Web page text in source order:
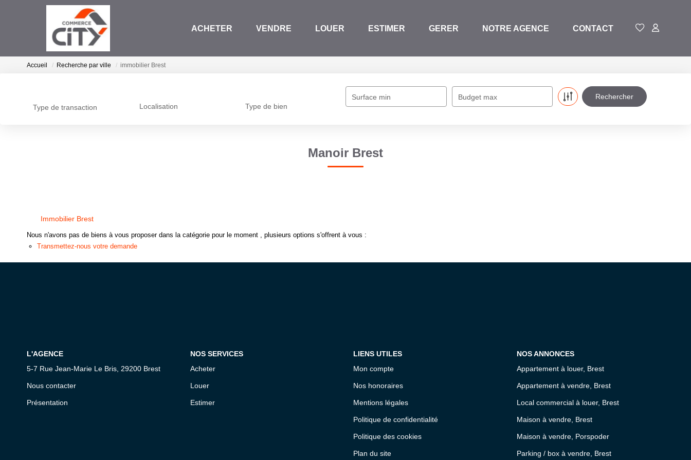
ACHETER VENDRE LOUER ESTIMER GERER NOTRE AGENCE CONTACT
Accueil Recherche par ville immobilier Brest
Type de transaction Localisation Type de bien
Surface min Budget max
Manoir Brest
Immobilier Brest
Nous n'avons pas de biens à vous proposer dans la catégorie pour le moment , plusieurs options s'offrent à vous :
Transmettez-nous votre demande
L'AGENCE
5-7 Rue Jean-Marie Le Bris, 29200 Brest
Nous contacter
Présentation
NOS SERVICES
Acheter
Louer
Estimer
LIENS UTILES
Mon compte
Nos honoraires
Mentions légales
Politique de confidentialité
Politique des cookies
Plan du site
NOS ANNONCES
Appartement à louer, Brest
Appartement à vendre, Brest
Local commercial à louer, Brest
Maison à vendre, Brest
Maison à vendre, Porspoder
Parking / box à vendre, Brest